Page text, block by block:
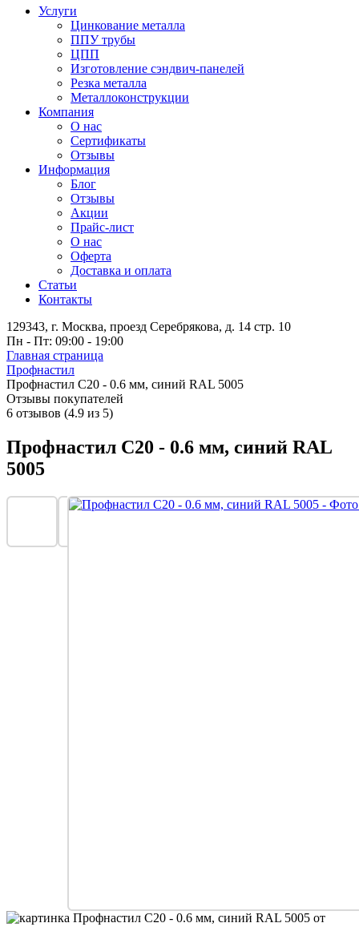
Услуги
Цинкование металла
ППУ трубы
ЦПП
Изготовление сэндвич-панелей
Резка металла
Металлоконструкции
Компания
О нас
Сертификаты
Отзывы
Информация
Блог
Отзывы
Акции
Прайс-лист
О нас
Оферта
Доставка и оплата
Статьи
Контакты
129343, г. Москва, проезд Серебрякова, д. 14 стр. 10
Пн - Пт: 09:00 - 19:00
Главная страница
Профнастил
Профнастил С20 - 0.6 мм, синий RAL 5005
Отзывы покупателей
6 отзывов (4.9 из 5)
Профнастил С20 - 0.6 мм, синий RAL
5005